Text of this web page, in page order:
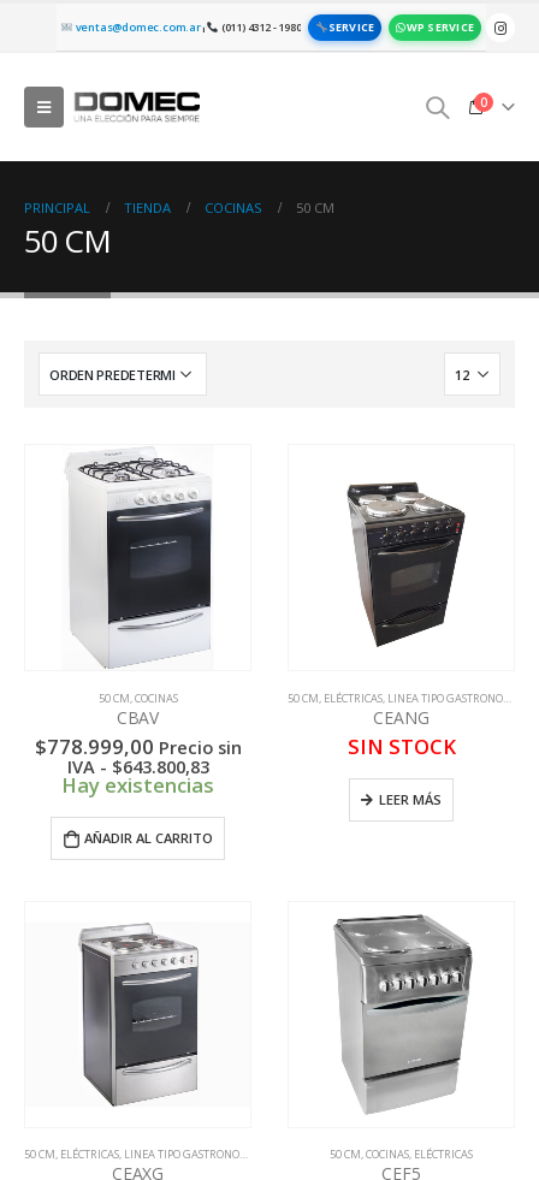
ventas@domec.com.ar| (011) 4312 - 1980 SERVICE WP SERVICE
0
PRINCIPAL TIENDA COCINAS 50 CM
50 CM
50 CM,COCINAS
CBAV
$778.999,00 Precio sin
IVA - $643.800,83
Hay existencias
AÑADIR AL CARRITO
50 CM, ELÉCTRICAS, LINEA TIPO GASTRONOMICA
CEANG
SIN STOCK
LEER MÁS
50 CM, ELÉCTRICAS, LINEA TIPO GASTRONOMICA
CEAXG
50 CM,COCINAS, ELÉCTRICAS
CEF5